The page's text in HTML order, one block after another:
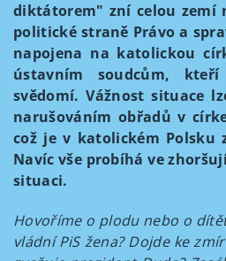
diktátorem" zní celou zemí
politické straně Právo a
napojena na katolickou
ústavním soudcům,
svědomí. Vážnost situace
narušováním obřadů v
což je v katolickém Polsku
Navíc vše probíhá ve
situaci.
Hovoříme o plodu nebo o
vládní PiS žena? Dojde ke